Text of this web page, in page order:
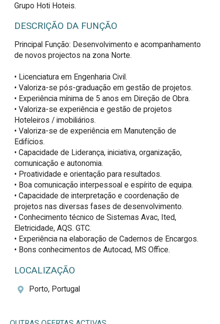
Grupo Hoti Hoteis.
DESCRIÇÃO DA FUNÇÃO
Principal Função: Desenvolvimento e acompanhamento
de novos projectos na zona Norte.
• Licenciatura em Engenharia Civil.
• Valoriza-se pós-graduação em gestão de projetos.
• Experiência mínima de 5 anos em Direção de Obra.
• Valoriza-se experiência e gestão de projetos
Hoteleiros / imobiliários.
• Valoriza-se de experiência em Manutenção de
Edifícios.
• Capacidade de Liderança, iniciativa, organização,
comunicação e autonomia.
• Proatividade e orientação para resultados.
• Boa comunicação interpessoal e espírito de equipa.
• Capacidade de interpretação e coordenação de
projetos nas diversas fases de desenvolvimento.
• Conhecimento técnico de Sistemas Avac, Ited,
Eletricidade, AQS. GTC.
• Experiência na elaboração de Cadernos de Encargos.
• Bons conhecimentos de Autocad, MS Office.
LOCALIZAÇÃO
Porto, Portugal